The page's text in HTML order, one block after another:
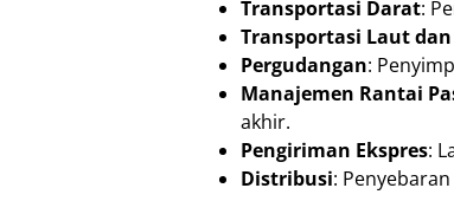
Transportasi Darat:
Transportasi Laut
Pergudangan:
Manajemen Rantai
akhir.
Pengiriman Ekspres:
Distribusi: